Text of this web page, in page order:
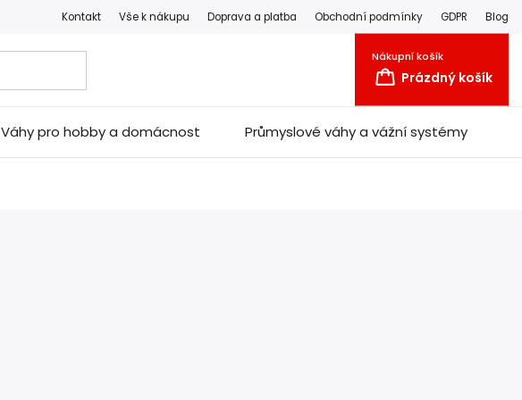
Kontakt Vše k nákupu Doprava a platba Obchodní podmínky GDPR Blog
Nákupní košík
Prázdný košík
Váhy pro hobby a domácnost Průmyslové váhy a vážní systémy